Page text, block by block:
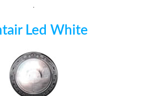
.
Led White